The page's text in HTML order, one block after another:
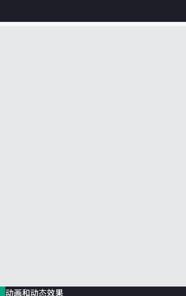
您的购物车目前
动画和动态效果